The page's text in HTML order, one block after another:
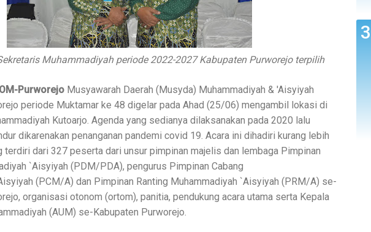
Muhammadiyah periode 2022-2027 Kabupaten Purworejo terpilih
Purworejo Musyawarah Daerah (Musyda) Muhammadiyah & 'Aisyiyah
periode Muktamar ke 48 digelar pada Ahad (25/06) mengambil lokasi di
Kutoarjo. Agenda yang sedianya dilaksanakan pada 2020 lalu
dikarenakan penanganan pandemi covid 19. Acara ini dihadiri kurang lebih
terdiri dari 327 peserta dari unsur pimpinan majelis dan lembaga Pimpinan
`Aisyiyah (PDM/PDA), pengurus Pimpinan Cabang
(PCM/A) dan Pimpinan Ranting Muhammadiyah `Aisyiyah (PRM/A) se-
organisasi otonom (ortom), panitia, pendukung acara utama serta Kepala
(AUM) se-Kabupaten Purworejo.